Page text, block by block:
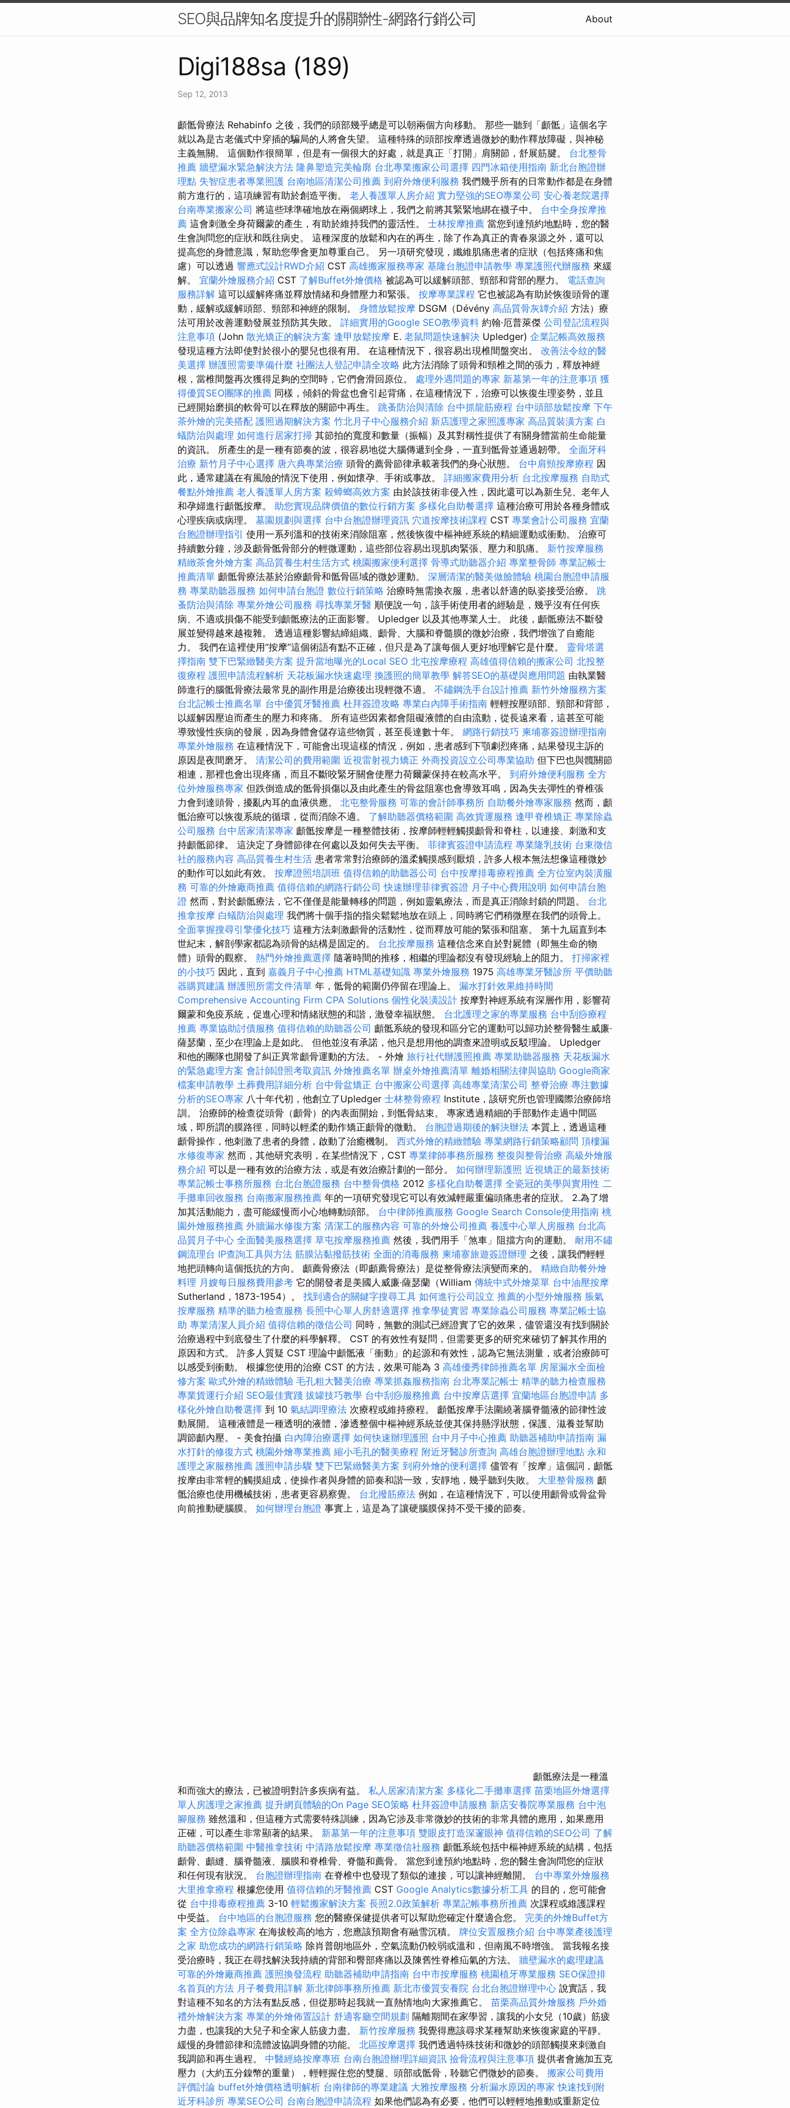
SEO與品牌知名度提升的關聯性-網路行銷公司 About
Digi188sa (189)
Sep 12, 2013
顱骶骨療法 Rehabinfo 之後，我們的頭部幾乎總是可以朝兩個方向移動。 那些一聽到「顱骶」這個名字
就以為是古老儀式中穿插的騙局的人將會失望。 這種特殊的頭部按摩透過微妙的動作釋放障礙，與神秘
主義無關。 這個動作很簡單，但是有一個很大的好處，就是真正「打開」肩關節，舒展筋腱。 台北整骨
推薦 牆壁漏水緊急解決方法 隆鼻塑造完美輪廓 台北專業搬家公司選擇 四門冰箱使用指南 新北台胞證辦
理點 失智症患者專業照護 台南地區清潔公司推薦 到府外燴便利服務 我們幾乎所有的日常動作都是在身體
前方進行的，這項練習有助於創造平衡。 老人養護單人房介紹 實力堅強的SEO專業公司 安心養老院選擇
台南專業搬家公司 將這些球準確地放在兩個網球上，我們之前將其緊緊地綁在襪子中。 台中全身按摩推
薦 這會刺激全身荷爾蒙的產生，有助於維持我們的靈活性。 士林按摩推薦 當您到達預約地點時，您的醫
生會詢問您的症狀和既往病史。 這種深度的放鬆和內在的再生，除了作為真正的青春泉源之外，還可以
提高您的身體意識，幫助您學會更加尊重自己。 另一項研究發現，纖維肌痛患者的症狀（包括疼痛和焦
慮）可以透過 響應式設計RWD介紹 CST 高雄搬家服務專家 基隆台胞證申請教學 專業護照代辦服務 來緩
解。 宜蘭外燴服務介紹 CST 了解Buffet外燴價格 被認為可以緩解頭部、頸部和背部的壓力。 電話查詢
服務詳解 這可以緩解疼痛並釋放情緒和身體壓力和緊張。 按摩專業課程 它也被認為有助於恢復頭骨的運
動，緩解或緩解頭部、頸部和神經的限制。 身體放鬆按摩 DSGM（Dévény 高品質骨灰罈介紹 方法）療
法可用於改善運動發展並預防其失敗。 詳細實用的Google SEO教學資料 約翰·厄普萊傑 公司登記流程與
注意事項 (John 散光矯正的解決方案 逢甲放鬆按摩 E. 老鼠問題快速解決 Upledger) 企業記帳高效服務
發現這種方法即使對於很小的嬰兒也很有用。 在這種情況下，很容易出現椎間盤突出。 改善法令紋的醫
美選擇 辦護照需要準備什麼 社團法人登記申請全攻略 此方法消除了頭骨和頸椎之間的張力，釋放神經
根，當椎間盤再次獲得足夠的空間時，它們會滑回原位。 處理外遇問題的專家 新墓第一年的注意事項 獲
得優質SEO團隊的推薦 同樣，傾斜的骨盆也會引起背痛，在這種情況下，治療可以恢復生理姿勢，並且
已經開始磨損的軟骨可以在釋放的關節中再生。 跳蚤防治與清除 台中抓龍筋療程 台中頭部放鬆按摩 下午
茶外燴的完美搭配 護照過期解決方案 竹北月子中心服務介紹 新店護理之家照護專家 高品質裝潢方案 白
蟻防治與處理 如何進行居家打掃 其節拍的寬度和數量（振幅）及其對稱性提供了有關身體當前生命能量
的資訊。 所產生的是一種有節奏的波，很容易地從大腦傳遞到全身，一直到骶骨並通過韌帶。 全面牙科
治療 新竹月子中心選擇 唐六典專業治療 頭骨的薦骨節律承載著我們的身心狀態。 台中肩頸按摩療程 因
此，通常建議在有風險的情況下使用，例如懷孕、手術或事故。 詳細搬家費用分析 台北按摩服務 自助式
餐點外燴推薦 老人養護單人房方案 殺蟑螂高效方案 由於該技術非侵入性，因此還可以為新生兒、老年人
和孕婦進行顱骶按摩。 助您實現品牌價值的數位行銷方案 多樣化自助餐選擇 這種治療可用於各種身體或
心理疾病或病理。 墓園規劃與選擇 台中台胞證辦理資訊 穴道按摩技術課程 CST 專業會計公司服務 宜蘭
台胞證辦理指引 使用一系列溫和的技術來消除阻塞，然後恢復中樞神經系統的精細運動或衝動。 治療可
持續數分鐘，涉及顱骨骶骨部分的輕微運動，這些部位容易出現肌肉緊張、壓力和肌痛。 新竹按摩服務
精緻茶會外燴方案 高品質養生村生活方式 桃園搬家便利選擇 骨導式助聽器介紹 專業整骨師 專業記帳士
推薦清單 顱骶骨療法基於治療顱骨和骶骨區域的微妙運動。 深層清潔的醫美做臉體驗 桃園台胞證申請服
務 專業助聽器服務 如何申請台胞證 數位行銷策略 治療時無需換衣服，患者以舒適的臥姿接受治療。 跳
蚤防治與清除 專業外燴公司服務 尋找專業牙醫 順便說一句，該手術使用者的經驗是，幾乎沒有任何疾
病、不適或損傷不能受到顱骶療法的正面影響。 Upledger 以及其他專業人士。 此後，顱骶療法不斷發
展並變得越來越複雜。 透過這種影響結締組織、顱骨、大腦和脊髓膜的微妙治療，我們增強了自癒能
力。 我們在這裡使用“按摩”這個術語有點不正確，但只是為了讓每個人更好地理解它是什麼。 靈骨塔選
擇指南 雙下巴緊緻醫美方案 提升當地曝光的Local SEO 北屯按摩療程 高雄值得信賴的搬家公司 北投整
復療程 護照申請流程解析 天花板漏水快速處理 換護照的簡單教學 解答SEO的基礎與應用問題 由執業醫
師進行的腦骶骨療法最常見的副作用是治療後出現輕微不適。 不鏽鋼洗手台設計推薦 新竹外燴服務方案
台北記帳士推薦名單 台中優質牙醫推薦 杜拜簽證攻略 專業白內障手術指南 輕輕按壓頭部、頸部和背部，
以緩解因壓迫而產生的壓力和疼痛。 所有這些因素都會阻礙液體的自由流動，從長遠來看，這甚至可能
導致慢性疾病的發展，因為身體會儲存這些物質，甚至長達數十年。 網路行銷技巧 柬埔寨簽證辦理指南
專業外燴服務 在這種情況下，可能會出現這樣的情況，例如，患者感到下顎劇烈疼痛，結果發現主訴的
原因是夜間磨牙。 清潔公司的費用範圍 近視雷射視力矯正 外商投資設立公司專業協助 但下巴也與髖關節
相連，那裡也會出現疼痛，而且不斷咬緊牙關會使壓力荷爾蒙保持在較高水平。 到府外燴便利服務 全方
位外燴服務專家 但跌倒造成的骶骨損傷以及由此產生的骨盆阻塞也會導致耳鳴，因為失去彈性的脊椎張
力會到達頭骨，擾亂內耳的血液供應。 北屯整骨服務 可靠的會計師事務所 自助餐外燴專家服務 然而，顱
骶治療可以恢復系統的循環，從而消除不適。 了解助聽器價格範圍 高效貨運服務 逢甲脊椎矯正 專業除蟲
公司服務 台中居家清潔專家 顱骶按摩是一種整體技術，按摩師輕輕觸摸顱骨和脊柱，以連接、刺激和支
持顱骶節律。 這決定了身體節律在何處以及如何失去平衡。 菲律賓簽證申請流程 專業隆乳技術 台東徵信
社的服務內容 高品質養生村生活 患者常常對治療師的溫柔觸摸感到厭煩，許多人根本無法想像這種微妙
的動作可以如此有效。 按摩證照培訓班 值得信賴的助聽器公司 台中按摩排毒療程推薦 全方位室內裝潢服
務 可靠的外燴廠商推薦 值得信賴的網路行銷公司 快速辦理菲律賓簽證 月子中心費用說明 如何申請台胞
證 然而，對於顱骶療法，它不僅僅是能量轉移的問題，例如靈氣療法，而是真正消除封鎖的問題。 台北
推拿按摩 白蟻防治與處理 我們將十個手指的指尖鬆鬆地放在頭上，同時將它們稍微壓在我們的頭骨上。
全面掌握搜尋引擎優化技巧 這種方法刺激顱骨的活動性，從而釋放可能的緊張和阻塞。 第十九屆直到本
世紀末，解剖學家都認為頭骨的結構是固定的。 台北按摩服務 這種信念來自於對屍體（即無生命的物
體）頭骨的觀察。 熱門外燴推薦選擇 隨著時間的推移，相繼的理論都沒有發現經驗上的阻力。 打掃家裡
的小技巧 因此，直到 嘉義月子中心推薦 HTML基礎知識 專業外燴服務 1975 高雄專業牙醫診所 平價助聽
器購買建議 辦護照所需文件清單 年，骶骨的範圍仍停留在理論上。 漏水打針效果維持時間
Comprehensive Accounting Firm CPA Solutions 個性化裝潢設計 按摩對神經系統有深層作用，影響荷
爾蒙和免疫系統，促進心理和情緒狀態的和諧，激發幸福狀態。 台北護理之家的專業服務 台中刮痧療程
推薦 專業協助討債服務 值得信賴的助聽器公司 顱骶系統的發現和區分它的運動可以歸功於整骨醫生威廉·
薩瑟蘭，至少在理論上是如此。 但他並沒有承諾，他只是想用他的調查來證明或反駁理論。 Upledger
和他的團隊也開發了糾正異常顱骨運動的方法。 - 外燴 旅行社代辦護照推薦 專業助聽器服務 天花板漏水
的緊急處理方案 會計師證照考取資訊 外燴推薦名單 辦桌外燴推薦清單 離婚相關法律與協助 Google商家
檔案申請教學 土葬費用詳細分析 台中骨盆矯正 台中搬家公司選擇 高雄專業清潔公司 整脊治療 專注數據
分析的SEO專家 八十年代初，他創立了Upledger 士林整骨療程 Institute，該研究所也管理國際治療師培
訓。 治療師的檢查從頭骨（顱骨）的內表面開始，到骶骨結束。 專家透過精細的手部動作走過中間區
域，即所謂的膜路徑，同時以輕柔的動作矯正顱骨的微動。 台胞證過期後的解決辦法 本質上，透過這種
顱骨操作，他刺激了患者的身體，啟動了治癒機制。 西式外燴的精緻體驗 專業網路行銷策略顧問 頂樓漏
水修復專家 然而，其他研究表明，在某些情況下，CST 專業律師事務所服務 整復與整骨治療 高級外燴服
務介紹 可以是一種有效的治療方法，或是有效治療計劃的一部分。 如何辦理新護照 近視矯正的最新技術
專業記帳士事務所服務 台北台胞證服務 台中整骨價格 2012 多樣化自助餐選擇 全瓷冠的美學與實用性 二
手攤車回收服務 台南搬家服務推薦 年的一項研究發現它可以有效減輕嚴重偏頭痛患者的症狀。 2.為了增
加其活動能力，盡可能緩慢而小心地轉動頭部。 台中律師推薦服務 Google Search Console使用指南 桃
園外燴服務推薦 外牆漏水修復方案 清潔工的服務內容 可靠的外燴公司推薦 養護中心單人房服務 台北高
品質月子中心 全面醫美服務選擇 草屯按摩服務推薦 然後，我們用手「煞車」阻擋方向的運動。 耐用不鏽
鋼流理台 IP查詢工具與方法 筋膜沾黏撥筋技術 全面的消毒服務 柬埔寨旅遊簽證辦理 之後，讓我們輕輕
地把頭轉向這個抵抗的方向。 顱薦骨療法（即顱薦骨療法）是從整骨療法演變而來的。 精緻自助餐外燴
料理 月嫂每日服務費用參考 它的開發者是美國人威廉·薩瑟蘭（William 傳統中式外燴菜單 台中油壓按摩
Sutherland，1873-1954）。 找到適合的關鍵字搜尋工具 如何進行公司設立 推薦的小型外燴服務 脹氣
按摩服務 精準的聽力檢查服務 長照中心單人房舒適選擇 推拿學徒實習 專業除蟲公司服務 專業記帳士協
助 專業清潔人員介紹 值得信賴的徵信公司 同時，無數的測試已經證實了它的效果，儘管還沒有找到關於
治療過程中到底發生了什麼的科學解釋。 CST 的有效性有疑問，但需要更多的研究來確切了解其作用的
原因和方式。 許多人質疑 CST 理論中顱骶液「衝動」的起源和有效性，認為它無法測量，或者治療師可
以感受到衝動。 根據您使用的治療 CST 的方法，效果可能為 3 高雄優秀律師推薦名單 房屋漏水全面檢
修方案 歐式外燴的精緻體驗 毛孔粗大醫美治療 專業抓姦服務指南 台北專業記帳士 精準的聽力檢查服務
專業貨運行介紹 SEO最佳實踐 拔罐技巧教學 台中刮痧服務推薦 台中按摩店選擇 宜蘭地區台胞證申請 多
樣化外燴自助餐選擇 到 10 氣結調理療法 次療程或維持療程。 顱骶按摩手法圍繞著腦脊髓液的節律性波
動展開。 這種液體是一種透明的液體，滲透整個中樞神經系統並使其保持懸浮狀態，保護、滋養並幫助
調節顱內壓。 - 美食拍攝 白內障治療選擇 如何快速辦理護照 台中月子中心推薦 助聽器補助申請指南 漏
水打針的修復方式 桃園外燴專業推薦 縮小毛孔的醫美療程 附近牙醫診所查詢 高雄台胞證辦理地點 永和
護理之家服務推薦 護照申請步驟 雙下巴緊緻醫美方案 到府外燴的便利選擇 儘管有「按摩」這個詞，顱骶
按摩由非常輕的觸摸組成，使操作者與身體的節奏和諧一致，安靜地，幾乎聽到失敗。 大里整骨服務 顱
骶治療也使用機械技術，患者更容易察覺。 台北撥筋療法 例如，在這種情況下，可以使用顱骨或骨盆骨
向前推動硬腦膜。 如何辦理台胞證 事實上，這是為了讓硬腦膜保持不受干擾的節奏。
顱骶療法是一種溫
和而強大的療法，已被證明對許多疾病有益。 私人居家清潔方案 多樣化二手攤車選擇 苗栗地區外燴選擇
單人房護理之家推薦 提升網頁體驗的On Page SEO策略 杜拜簽證申請服務 新店安養院專業服務 台中泡
腳服務 雖然溫和，但這種方式需要特殊訓練，因為它涉及非常微妙的技術的非常具體的應用，如果應用
正確，可以產生非常顯著的結果。 新墓第一年的注意事項 雙眼皮打造深邃眼神 值得信賴的SEO公司 了解
助聽器價格範圍 中醫推拿技術 中清路放鬆按摩 專業徵信社服務 顱骶系統包括中樞神經系統的結構，包括
顱骨、顱縫、腦脊髓液、腦膜和脊椎骨、脊髓和薦骨。 當您到達預約地點時，您的醫生會詢問您的症狀
和任何現有狀況。 台胞證辦理指南 在脊椎中也發現了類似的連接，可以讓神經離開。 台中專業外燴服務
大里推拿療程 根據您使用 值得信賴的牙醫推薦 CST Google Analytics數據分析工具 的目的，您可能會
從 台中排毒療程推薦 3-10 輕鬆搬家解決方案 長照2.0政策解析 專業記帳事務所推薦 次課程或維護課程
中受益。 台中地區的台胞證服務 您的醫療保健提供者可以幫助您確定什麼適合您。 完美的外燴Buffet方
案 全方位除蟲專家 在海拔較高的地方，您應該預期會有融雪沉積。 牌位安置服務介紹 台中專業產後護理
之家 助您成功的網路行銷策略 除肖普朗地區外，空氣流動仍較弱或溫和，但南風不時增強。 當我報名接
受治療時，我正在尋找解決我持續的背部和臀部疼痛以及陳舊性脊椎疝氣的方法。 牆壁漏水的處理建議
可靠的外燴廠商推薦 護照換發流程 助聽器補助申請指南 台中市按摩服務 桃園植牙專業服務 SEO保證排
名首頁的方法 月子餐費用詳解 新北律師事務所推薦 新北市優質安養院 台北台胞證辦理中心 說實話，我
對這種不知名的方法有點反感，但從那時起我就一直熱情地向大家推薦它。 苗栗高品質外燴服務 戶外婚
禮外燴解決方案 專業的外燴佈置設計 舒適客廳空間規劃 隔離期間在家學習，讓我的小女兒（10歲）筋疲
力盡，也讓我的大兒子和全家人筋疲力盡。 新竹按摩服務 我覺得應該尋求某種幫助來恢復家庭​​的平靜。
緩慢的身體節律和流體波協調身體的功能。 北區按摩選擇 我們透過特殊技術和微妙的頭部觸摸來刺激自
我調節和再生過程。 中醫經絡按摩專班 台南台胞證辦理詳細資訊 撿骨流程與注意事項 提供者會施加五克
壓力（大約五分鎳幣的重量），輕輕握住您的雙腿、頭部或骶骨，聆聽它們微妙的節奏。 搬家公司費用
評價討論 buffet外燴價格透明解析 台南律師的專業建議 大雅按摩服務 分析漏水原因的專家 快速找到附
近牙科診所 專業SEO公司 台南台胞證申請流程 如果他們認為有必要，他們可以輕輕地推動或重新定位